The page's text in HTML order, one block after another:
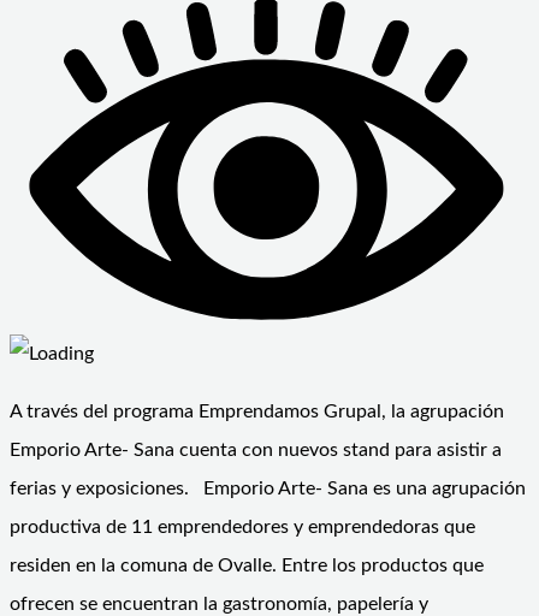
A través del programa Emprendamos Grupal, la agrupación
Emporio Arte- Sana cuenta con nuevos stand para asistir a
ferias y exposiciones. Emporio Arte- Sana es una agrupación
productiva de 11 emprendedores y emprendedoras que
residen en la comuna de Ovalle. Entre los productos que
ofrecen se encuentran la gastronomía, papelería y